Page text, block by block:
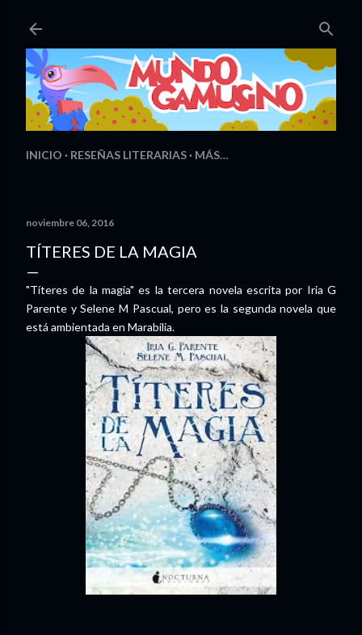
INICIO RESEÑAS LITERARIAS MÁS…
noviembre 06, 2016
TÍTERES DE LA MAGIA
"Títeres de la magia" es la tercera novela escrita por Iria G
Parente y Selene M Pascual, pero es la segunda novela que
está ambientada en Marabilia.